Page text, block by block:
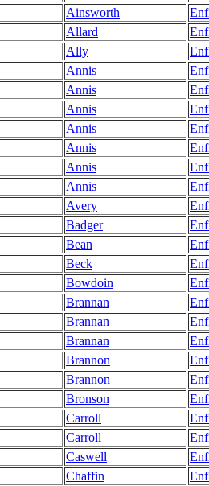
Ainsworth
Allard
Ally
Annis
Annis
Annis
Annis
Annis
Annis
Annis
Avery
Badger
Bean
Beck
Bowdoin
Brannan
Brannan
Brannan
Brannon
Brannon
Bronson
Carroll
Carroll
Caswell
Chaffin